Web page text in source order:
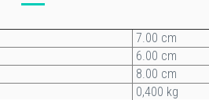
7.00 cm
6.00 cm
8.00 cm
0,400 kg